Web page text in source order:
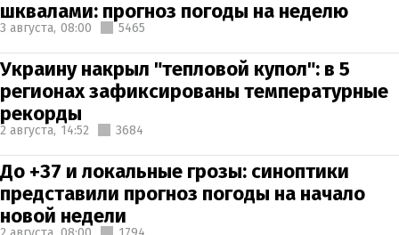
шквалами: прогноз погоды на неделю
3 августа, 08:00 5465
Украину накрыл "тепловой купол": в 5
регионах зафиксированы температурные
рекорды
2 августа, 14:52 3684
До +37 и локальные грозы: синоптики
представили прогноз погоды на начало
новой недели